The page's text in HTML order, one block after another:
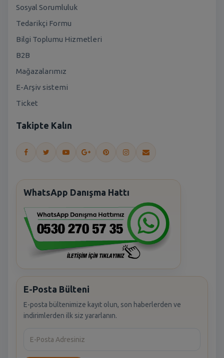
Sosyal Sorumluluk
Tedarikçi Formu
Bilgi Toplumu Hizmetleri
B2B
Mağazalarımız
E-Arşiv sistemi
Ticket
Takipte Kalın
WhatsApp Danışma Hattı
E-Posta Bülteni
E-posta bültenimize kayıt olun, son haberlerden ve
indirimlerden ilk siz yararlanın.